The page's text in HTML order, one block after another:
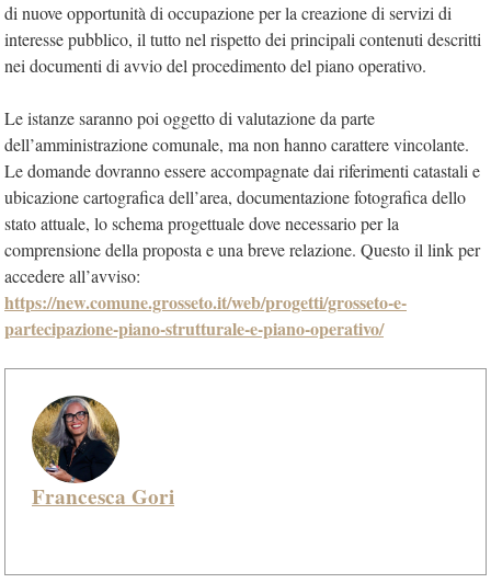
di nuove opportunità di occupazione per la creazione di servizi di
interesse pubblico, il tutto nel rispetto dei principali contenuti descritti
nei documenti di avvio del procedimento del piano operativo.
Le istanze saranno poi oggetto di valutazione da parte
dell’amministrazione comunale, ma non hanno carattere vincolante.
Le domande dovranno essere accompagnate dai riferimenti catastali e
ubicazione cartografica dell’area, documentazione fotografica dello
stato attuale, lo schema progettuale dove necessario per la
comprensione della proposta e una breve relazione. Questo il link per
accedere all’avviso:
https://new.comune.grosseto.it/web/progetti/grosseto-e-
partecipazione-piano-strutturale-e-piano-operativo/
Francesca Gori